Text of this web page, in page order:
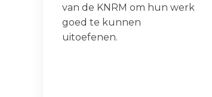
van de KNRM om hun werk
goed te kunnen
uitoefenen.